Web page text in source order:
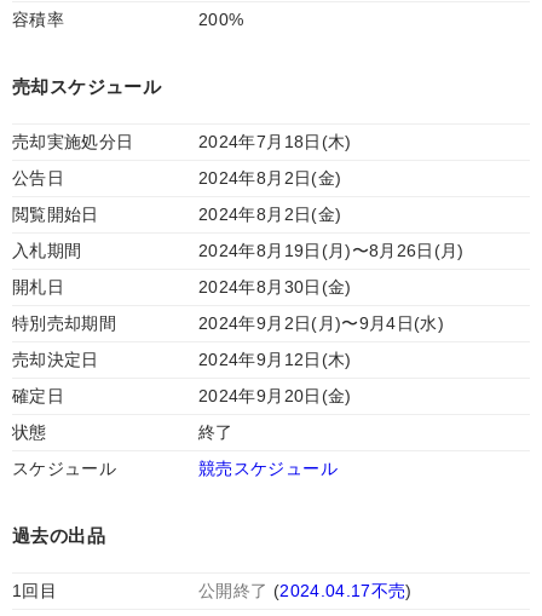
容積率
200%
売却スケジュール
売却実施処分日
2024年7月18日(木)
公告日
2024年8月2日(金)
閲覧開始日
2024年8月2日(金)
入札期間
2024年8月19日(月)〜8月26日(月)
開札日
2024年8月30日(金)
特別売却期間
2024年9月2日(月)〜9月4日(水)
売却決定日
2024年9月12日(木)
確定日
2024年9月20日(金)
状態
終了
スケジュール
競売スケジュール
過去の出品
1回目 公開終了 (2024.04.17不売)